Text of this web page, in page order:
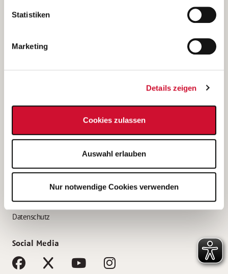
unsererDatenschutzerklärung
Statistiken
Marketing
Details zeigen
Cookies zulassen
Auswahl erlauben
Nur notwendige Cookies verwenden
(Ein Tochterunternehmen des AWO Bezirksverbandes Unterfranken
e.V.)
Bewerbung als Altenpflegehelfer*in
Bewerbung als Erzieher*in
AWO Gliederungen nach Bundesland
Impressum
Datenschutz
Social Media